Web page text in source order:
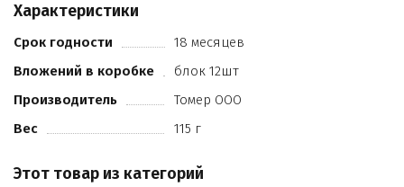
ароматизатор натуральный "Йогурт"; экстракт ванили )
Характеристики
Срок годности
18 месяцев
Вложений в коробке
блок 12шт
Производитель
Томер ООО
Вес
115 г
Этот товар из категорий